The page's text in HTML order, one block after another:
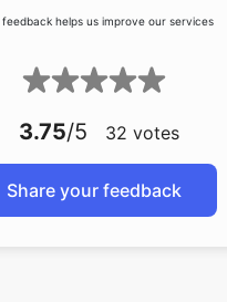
feedback helps us improve our services
3.75/5 32 votes
Share your feedback